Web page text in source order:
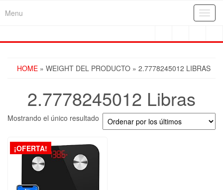
Menu
HOME » WEIGHT DEL PRODUCTO » 2.7778245012 LIBRAS
2.7778245012 Libras
Mostrando el único resultado
¡OFERTA!